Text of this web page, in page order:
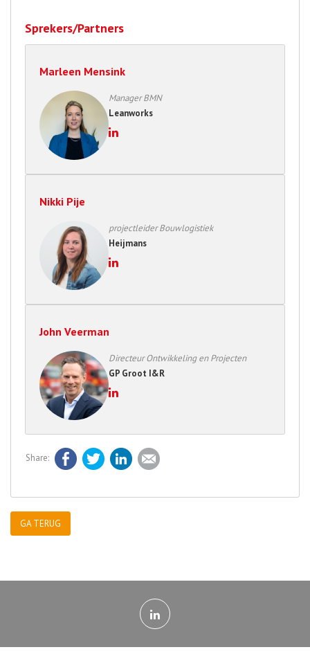
Sprekers/Partners
Marleen Mensink
Manager BMN
Leanworks
Nikki Pije
projectleider Bouwlogistiek
Heijmans
John Veerman
Directeur Ontwikkeling en Projecten
GP Groot I&R
FacebookTwitter LinkedIn
GA TERUG